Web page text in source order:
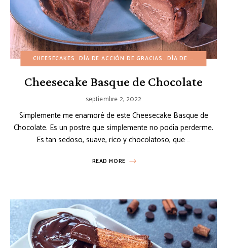
CHEESECAKES DÍA DE ACCIÓN DE GRACIAS DÍA DE SAN VALENTÍN
Cheesecake Basque de Chocolate
septiembre 2, 2022
Simplemente me enamoré de este Cheesecake Basque de
Chocolate. Es un postre que simplemente no podía perderme.
Es tan sedoso, suave, rico y chocolatoso, que …
READ MORE